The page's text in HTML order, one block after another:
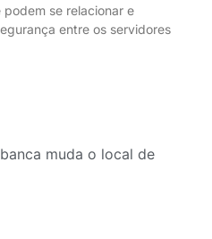
podem se relacionar e
entre os servidores